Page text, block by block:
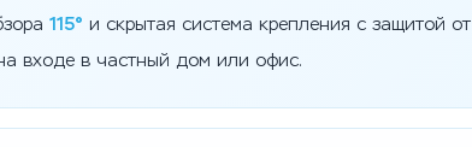
115° и скрытая система крепления с защитой от
входе в частный дом или офис.